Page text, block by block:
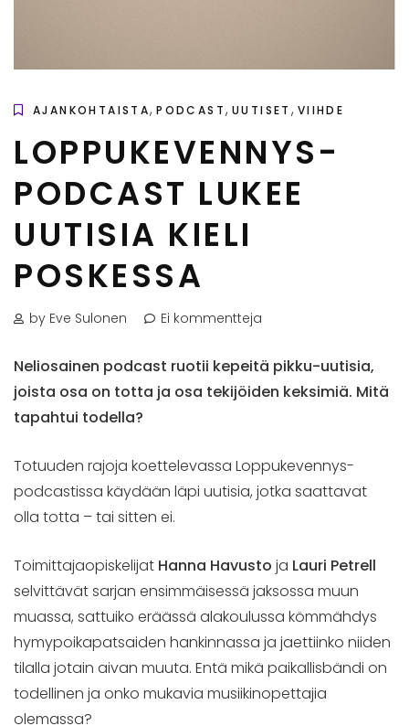
AJANKOHTAISTA,PODCAST,UUTISET , VIIHDE
LOPPUKEVENNYS-
PODCAST LUKEE
UUTISIA KIELI
POSKESSA
by Eve Sulonen Ei kommentteja
Neliosainen podcast ruotii kepeitä pikku-uutisia,
joista osa on totta ja osa tekijöiden keksimiä. Mitä
tapahtui todella?
Totuuden rajoja koettelevassa Loppukevennys-
podcastissa käydään läpi uutisia, jotka saattavat
olla totta – tai sitten ei.
Toimittajaopiskelijat Hanna Havusto ja Lauri Petrell
selvittävät sarjan ensimmäisessä jaksossa muun
muassa, sattuiko eräässä alakoulussa kömmähdys
hymypoikapatsaiden hankinnassa ja jaettiinko niiden
tilalla jotain aivan muuta. Entä mikä paikallisbändi on
todellinen ja onko mukavia musiikinopettajia
olemassa?